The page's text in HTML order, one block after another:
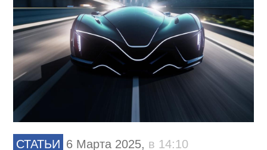
СТАТЬИ 6 Марта 2025, в 14:10